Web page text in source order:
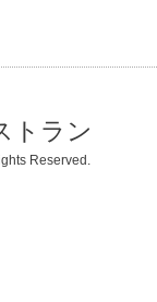
トラン
Reserved.